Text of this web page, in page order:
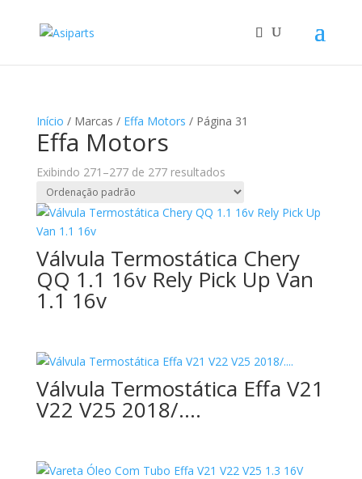
Início / Marcas / Effa Motors / Página 31
Effa Motors
Exibindo 271–277 de 277 resultados
Válvula Termostática Chery
QQ 1.1 16v Rely Pick Up Van
1.1 16v
Válvula Termostática Effa V21
V22 V25 2018/….